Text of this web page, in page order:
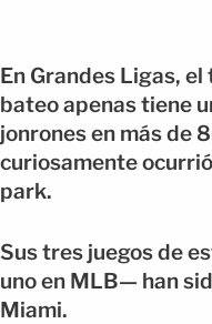
En Grandes Ligas,
bateo apenas tiene
jonrones en más de
curiosamente
park.
Sus tres juegos de
uno en MLB— han
Miami.